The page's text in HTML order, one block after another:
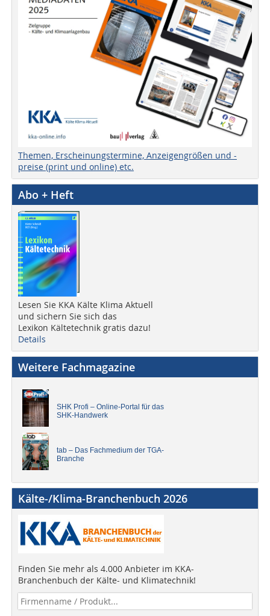
Themen, Erscheinungstermine, Anzeigengrößen und -
preise (print und online) etc.
Abo + Heft
Lesen Sie KKA Kälte Klima Aktuell
und sichern Sie sich das
Lexikon Kältetechnik gratis dazu!
Details
Weitere Fachmagazine
SHK Profi – Online-Portal für das
SHK-Handwerk
tab – Das Fachmedium der TGA-
Branche
Kälte-/Klima-Branchenbuch 2026
Finden Sie mehr als 4.000 Anbieter im KKA-
Branchenbuch der Kälte- und Klimatechnik!